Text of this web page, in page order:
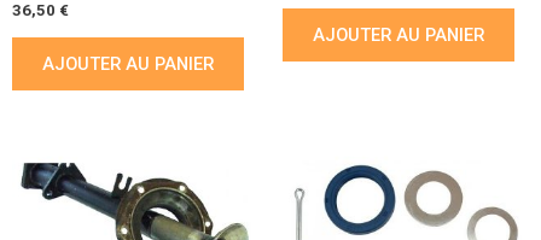
36,50 €
AJOUTER AU PANIER
AJOUTER AU PANIER